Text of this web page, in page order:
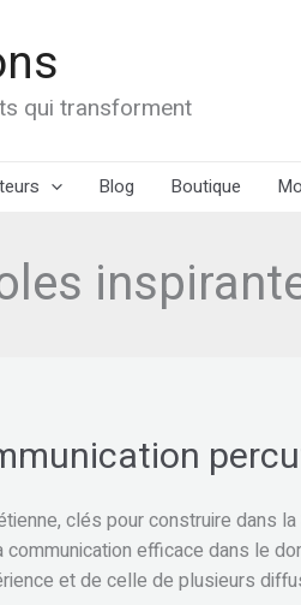
qui transforment
Blog Boutique
clés pour construire dans
efficace dans le
et de celle de plusieurs